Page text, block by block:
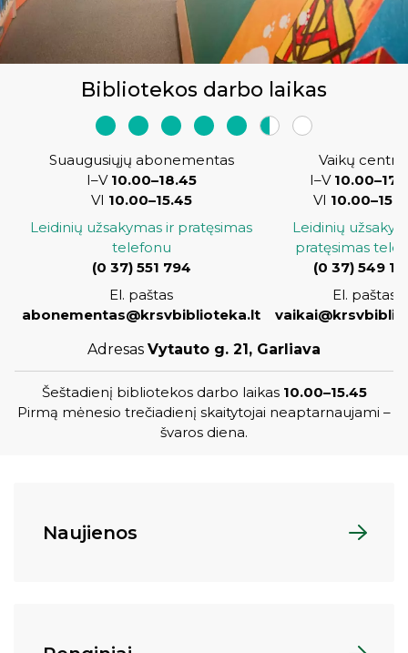
Kraštotyrinės virtualios parodos
Piligrimų keliai Kauno rajone
Bibliotekos darbo laikas
Suaugusiųjų abonementas
I–V 10.00–18.45
VI 10.00–15.45
Vaikų
I–V
VI
Leidinių užsakymas ir pratęsimas
telefonu
(0 37) 551 794
Leidinių
pratęsimas
(0 37) 549
El. paštas
abonementas@krsvbiblioteka.lt
El. paštas
Adresas Vytauto g. 21, Garliava
Šeštadienį bibliotekos darbo laikas 10.00–15.45
Pirmą mėnesio trečiadienį skaitytojai neaptarnaujami –
švaros diena.
Naujienos